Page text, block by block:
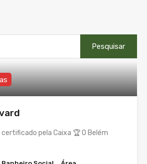
por:
pela Caixa 🏆 O Belém